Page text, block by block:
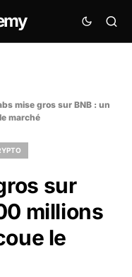
mise gros sur BNB : un
marché
sur
millions
le